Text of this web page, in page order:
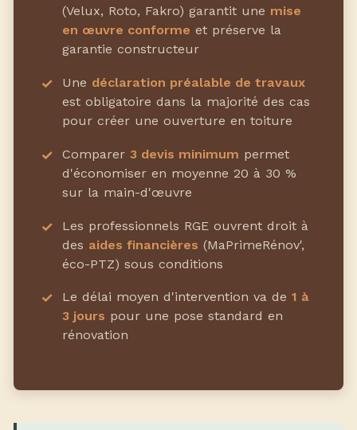
(Velux, Roto, Fakro) garantit une mise
en œuvre conforme et préserve la
garantie constructeur
Une déclaration préalable de travaux
est obligatoire dans la majorité des cas
pour créer une ouverture en toiture
Comparer 3 devis minimum permet
d'économiser en moyenne 20 à 30 %
sur la main-d'œuvre
Les professionnels RGE ouvrent droit à
des aides financières (MaPrimeRénov',
éco-PTZ) sous conditions
Le délai moyen d'intervention va de1 à
3 jours pour une pose standard en
rénovation